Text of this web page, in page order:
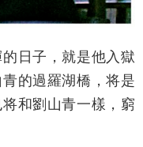
日子，就是他入獄
的過羅湖橋，将是
和劉山青一樣，窮